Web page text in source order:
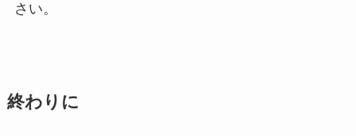
さい。
終わりに